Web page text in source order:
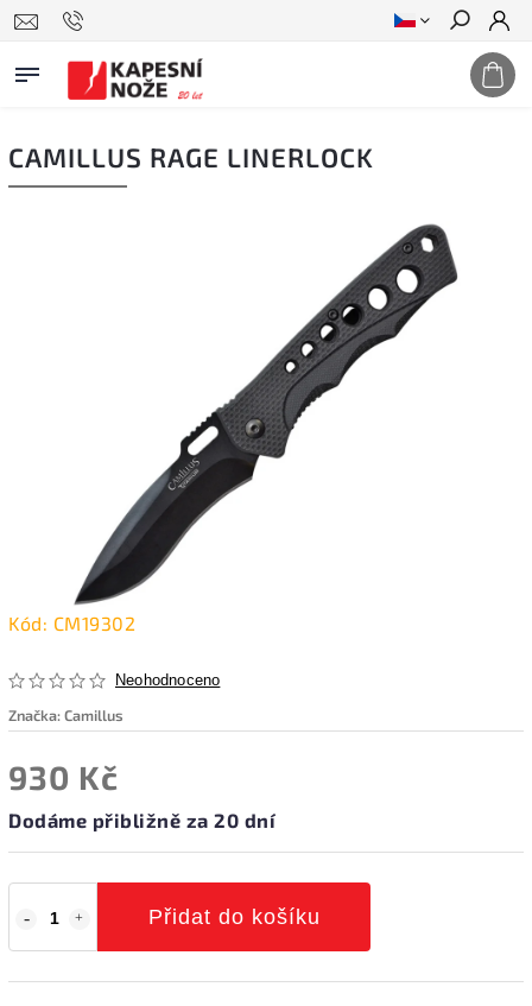
Hledat
CAMILLUS RAGE LINERLOCK
Kód: CM19302
Neohodnoceno
Značka:Camillus
930 Kč
Dodáme přibližně za 20 dní
Přidat do košíku